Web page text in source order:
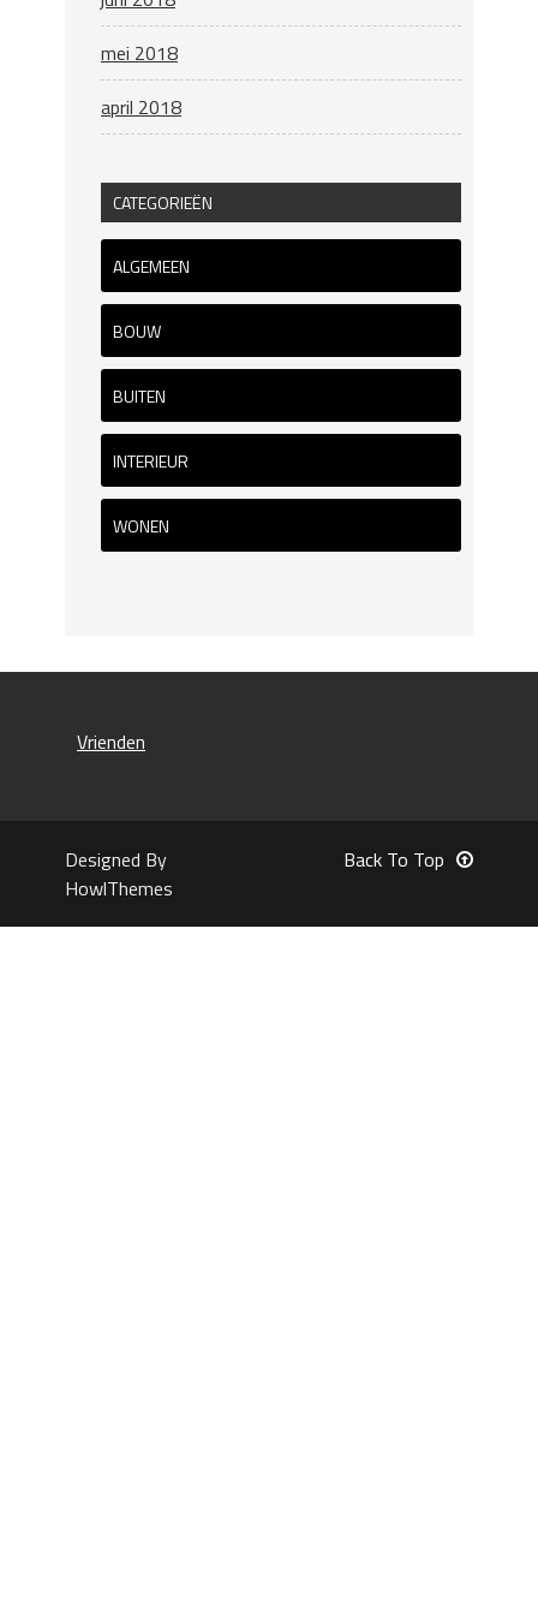
mei 2018
april 2018
CATEGORIEËN
ALGEMEEN
BOUW
BUITEN
INTERIEUR
WONEN
Vrienden
Designed By
HowlThemes
Back To Top